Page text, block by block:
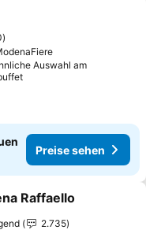
hinzufügen
Auswahl am
Preise sehen
hinzufügen
Raffaello
2.735